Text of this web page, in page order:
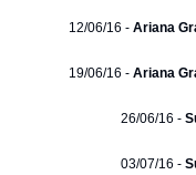
12/06/16 - Ariana
19/06/16 - Ariana
26/06/16 -
03/07/16 -